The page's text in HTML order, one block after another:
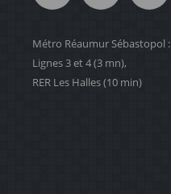
Métro Réaumur Sébastopol :
Lignes 3 et 4 (3 mn),
RER Les Halles (10 min)